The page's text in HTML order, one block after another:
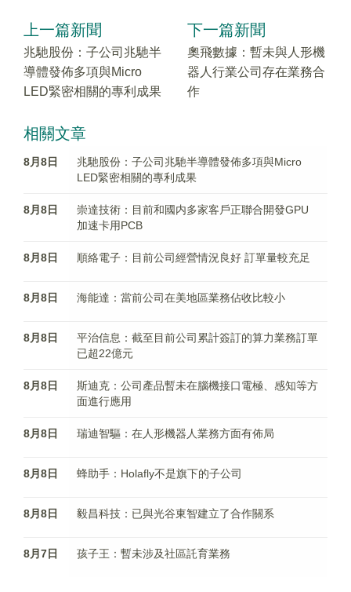
上一篇新聞
兆馳股份：子公司兆馳半
導體發佈多項與Micro
LED緊密相關的專利成果
下一篇新聞
奧飛數據：暫未與人形機
器人行業公司存在業務合
作
相關文章
8月8日
兆馳股份：子公司兆馳半導體發佈多項與Micro
LED緊密相關的專利成果
8月8日
崇達技術：目前和國内多家客戶正聯合開發GPU
加速卡用PCB
8月8日 順絡電子：目前公司經營情況良好 訂單量較充足
8月8日 海能達：當前公司在美地區業務佔收比較小
8月8日
平治信息：截至目前公司累計簽訂的算力業務訂單
已超22億元
8月8日
斯迪克：公司產品暫未在腦機接口電極、感知等方
面進行應用
8月8日 瑞迪智驅：在人形機器人業務方面有佈局
8月8日 蜂助手：Holafly不是旗下的子公司
8月8日 毅昌科技：已與光谷東智建立了合作關系
8月7日 孩子王：暫未涉及社區託育業務